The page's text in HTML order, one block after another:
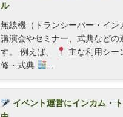
ル
無線機（トランシーバー・イン
講演会やセミナー、式典などの
す。 例えば、
主な利用シー
修・式典
イベント運営にインカム・